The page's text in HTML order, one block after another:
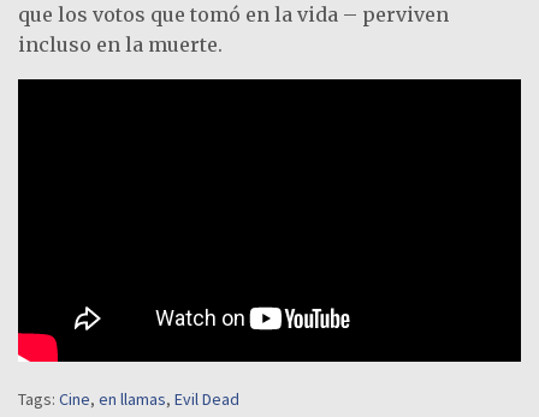
que los votos que tomó en la vida – perviven
incluso en la muerte.
Tags: Cine, en llamas, Evil Dead